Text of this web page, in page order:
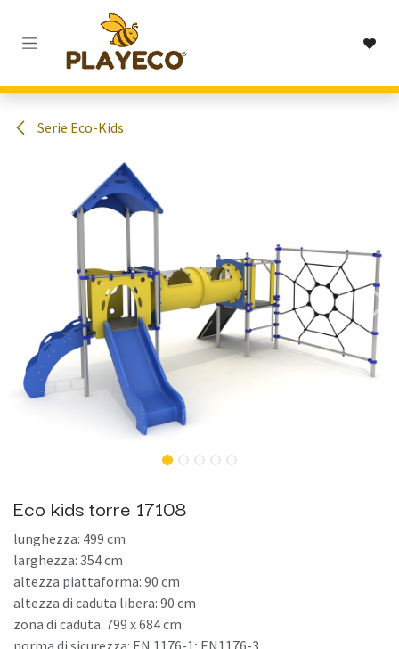
Passa al contenuto
Serie Eco-Kids
Eco kids torre 17108
lunghezza: 499 cm
larghezza: 354 cm
altezza piattaforma: 90 cm
altezza di caduta libera: 90 cm
zona di caduta: 799 x 684 cm
norma di sicurezza: EN 1176-1; EN1176-3